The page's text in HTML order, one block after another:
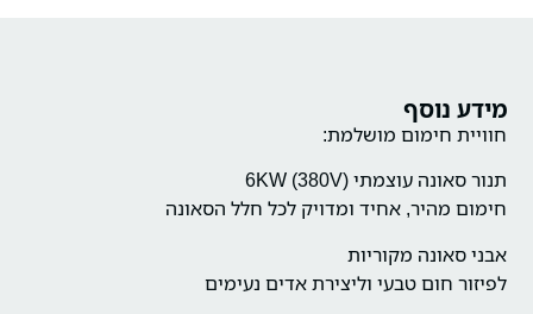
מידע נוסף
חוויית חימום מושלמת:
תנור סאונה עוצמתי 6KW (380V)
חימום מהיר, אחיד ומדויק לכל חלל הסאונה
אבני סאונה מקוריות
לפיזור חום טבעי וליצירת אדים נעימים